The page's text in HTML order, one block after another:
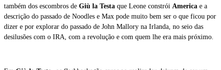
também dos escombros de Giù la Testa que Leone constrói America e a
descrição do passado de Noodles e Max pode muito bem ser o que ficou por
dizer e por explorar do passado de John Mallory na Irlanda, no seio das
desilusões com o IRA, com a revolução e com quem lhe era mais próximo.